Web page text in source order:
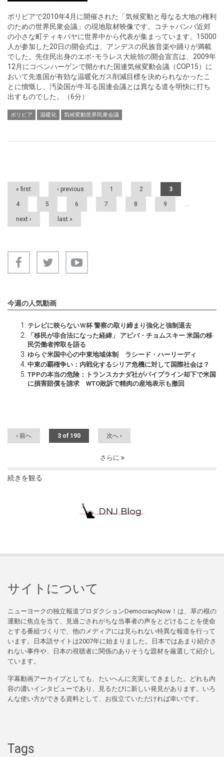
ボリビアで2010年4月に開催された「気候変動と母なる大地の権利
のための世界民衆会議」の現地取材映像です。コチャバンバ近郊
の小さな町ティキパヤに世界中から代表が集まっています。15000
人が参加した20日の開会式は、アンデスの民族音楽や踊りが満載
でした。先住民出身のエボ･モラレス大統領の開会宣言は、2009年
12月にコペンハーゲンで開かれた国連気候変動会議（COP15）に
おいて先進国が有効な温暖化ガス削減目標を決められなかったこ
とに憤慨し、汚染国が牛耳る国連会議とは異なる道を明快に打ち
出すものでした。（6分）
ボリビア 温暖化 気候変動世界民衆会議
Pages
« first ‹ previous 1 2 3
4 5 6 7 8 9 …
next › last »
今週の人気動画
テレビに映らないＷ杯 警察の取り締まり強化と強制退去
「移民が非合法になった経緯」 アビバ・チョムスキー 米国の移
民労働者搾取を語る
ゆらぐ米国中心の中東地域体制 ラシード・ハーリーディ
中東の覇権争い：内戦化するシリア危機に対して国際社会は？
TPPの本当の危険：トランスカナダ社がパイプライン却下で米国
に損害賠償を請求 WTO敗訴で精肉の産地表示も撤回
‹ 前へ 3 of 190 次へ ›
さらに
続きを観る
サイトについて
ニューヨークの独立報道プロダクションDemocracyNow！は、草の根の
運動に焦点を当て、見過ごされがちな当事者の声をとどけることを使命
とする番組づくりで、他のメディアには見られない特異な報道を行って
います。日本語サイトは2007年に始まりました。日本ではあまり紹介さ
れない事件や、日本の視聴者に関係のありそうな題材を厳選して紹介し
ています。
字幕動画アーカイブとしても、たいへんに充実してきました。どれも内
容の濃いインタビューであり、見るたびに新しい発見があります。いろ
んな使い方ができる資料として、お役立ていただければ幸いです。
Tags